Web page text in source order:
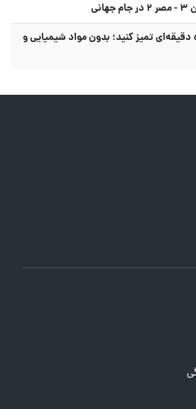
مایکروویو را با این ترفند ۵ دقیقه‌ای تمیز کنید؛ بدون مواد شیمیایی و